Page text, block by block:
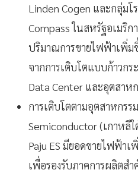
Linden Cogen และกลุ่มโ
Compass ในสหรัฐอเมริก
ปริมาณการขายไฟฟ้าเพิ่ม
จากการเติบโตแบบก้าวกร
Data Center และอุตสาห
การเติบโตตามอุตสาหกรรม
Semiconductor (เกาหลี
Paju ES มียอดขายไฟฟ้า
เพื่อรองรับภาคการผลิตส